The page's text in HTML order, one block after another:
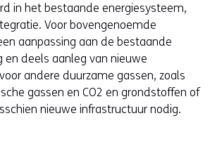
in het bestaande energiesysteem,
Voor bovengenoemde
aanpassing aan de bestaande
en deels aanleg van nieuwe
andere duurzame gassen, zoals
gassen en CO2 en grondstoffen of
nieuwe infrastructuur nodig.